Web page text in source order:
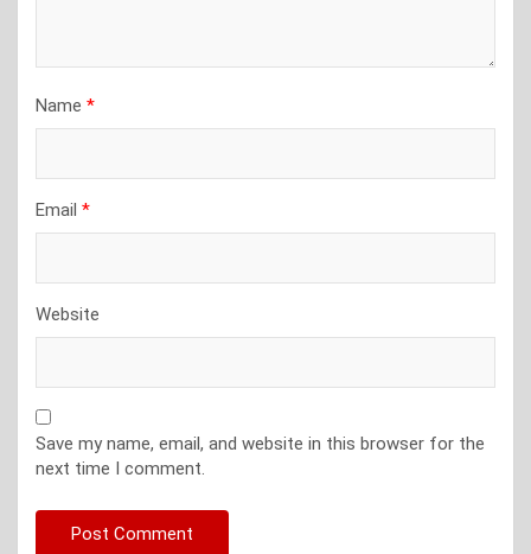
Name *
Email *
Website
Save my name, email, and website in this browser for the
next time I comment.